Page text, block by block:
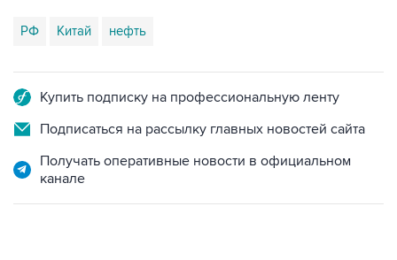
РФ Китай нефть
Купить подписку на профессиональную ленту
Подписаться на рассылку главных новостей сайта
Получать оперативные новости в официальном
канале